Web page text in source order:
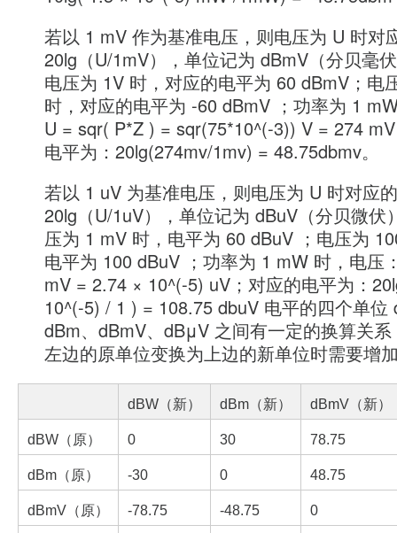
若以 1 mV 作为基准电压，则电压为 U 时对
20lg（U/1mV），单位记为 dBmV（分贝毫
电压为 1V 时，对应的电平为 60 dBmV；电
时，对应的电平为 -60 dBmV ；功率为 1
U = sqr( P*Z ) = sqr(75*10^(-3)) V = 274
电平为：20lg(274mv/1mv) = 48.75dbmv。
若以 1 uV 为基准电压，则电压为 U 时对应
20lg（U/1uV），单位记为 dBuV（分贝微伏
压为 1 mV 时，电平为 60 dBuV ；电压为
电平为 100 dBuV ；功率为 1 mW 时，电压
mV = 2.74 × 10^(-5) uV；对应的电平为：
10^(-5) / 1 ) = 108.75 dbuV 电平的四个单位
dBm、dBmV、dBμV 之间有一定的换算关
左边的原单位变换为上边的新单位时需要增
dBW（新） dBm（新） dBmV（新）
dBW （原） 0 30 78.75
dBm （原） -30 0 48.75
dBmV（原） -78.75 -48.75 0